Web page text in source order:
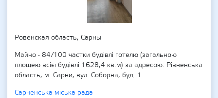
Ровенская область, Сарны
Майно - 84/100 частки будівлі готелю (загальною
площею всієї будівлі 1628,4 кв.м) за адресою: Рівненська
область, м. Сарни, вул. Соборна, буд. 1.
Сарненська міська рада